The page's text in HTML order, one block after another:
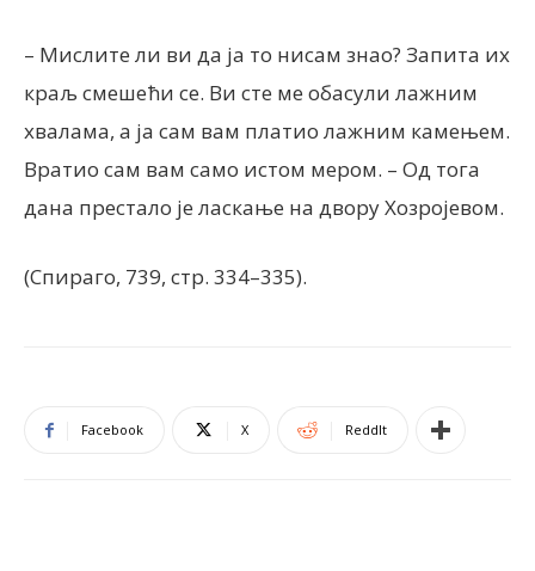
– Мислите ли ви да ја то нисам знао? Запита их
краљ смешећи се. Ви сте ме обасули лажним
хвалама, а ја сам вам платио лажним камењем.
Вратио сам вам само истом мером. – Од тога
дана престало је ласкање на двору Хозројевом.
(Спираго, 739, стр. 334–335).
Facebook X ReddIt